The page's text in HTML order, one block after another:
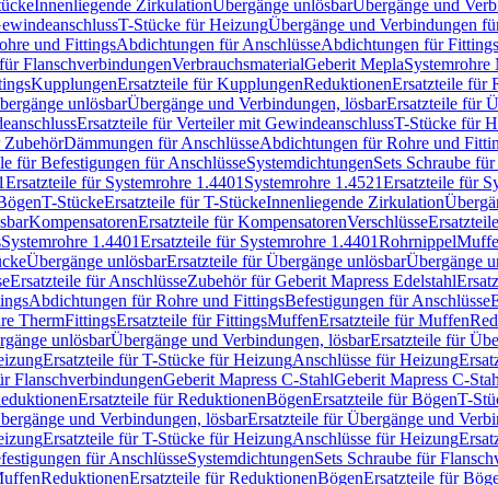
Innenliegende ZirkulationÜbergänge unlösbarÜbergänge und
T-Stücke für HeizungÜbergänge und Verbindungen
und FittingsAbdichtungen für AnschlüsseAbdichtungen für Fittings
FlanschverbindungenVerbrauchsmaterialGeberit MeplaSystemrohre
KupplungenErsatzteile für KupplungenReduktionenErsatzteile für
unlösbarÜbergänge und Verbindungen, lösbarErsatzteile für
Ersatzteile für Verteiler mit GewindeanschlussT-Stücke für
ZubehörDämmungen für AnschlüsseAbdichtungen für Rohre und
für Befestigungen für AnschlüsseSystemdichtungenSets Schraube
Ersatzteile für Systemrohre 1.4401 Systemrohre 1.4521Ersatzteile für
T-StückeErsatzteile für T-StückeInnenliegende Zirkulation
KompensatorenErsatzteile für KompensatorenVerschlüsse
Systemrohre 1.4401Ersatzteile für Systemrohre 1.4401Rohrnippel
Übergänge unlösbarErsatzteile für Übergänge unlösbarÜbergänge
Ersatzteile für AnschlüsseZubehör für Geberit Mapress Edelstahl
Abdichtungen für Rohre und FittingsBefestigungen für Anschlüsse
ThermFittingsErsatzteile für FittingsMuffenErsatzteile für Muffen
unlösbarÜbergänge und Verbindungen, lösbarErsatzteile für
Ersatzteile für T-Stücke für HeizungAnschlüsse für Heizung
FlanschverbindungenGeberit Mapress C-StahlGeberit Mapress C-
Ersatzteile für ReduktionenBögenErsatzteile für BögenT-
und Verbindungen, lösbarErsatzteile für Übergänge und
Ersatzteile für T-Stücke für HeizungAnschlüsse für Heizung
für AnschlüsseSystemdichtungenSets Schraube für
ReduktionenErsatzteile für ReduktionenBögenErsatzteile für